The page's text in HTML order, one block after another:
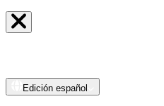
Edición español